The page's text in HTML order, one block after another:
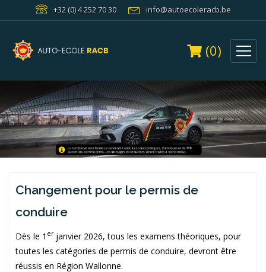
+32 (0) 4 252 70 30 info@autoecoleracb.be
(0)
Changement pour le permis de
conduire
Dès le 1 erjanvier 2026, tous les examens théoriques, pour
toutes les catégories de permis de conduire, devront être
réussis en Région Wallonne.